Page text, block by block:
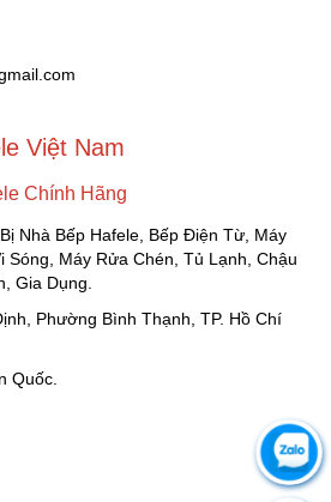
Việt Nam
Chính Hãng
Nhà Bếp Hafele, Bếp Điện Từ, Máy
Sóng, Máy Rửa Chén, Tủ Lạnh, Chậu
Gia Dụng.
Phường Bình Thạnh, TP. Hồ Chí
Quốc.